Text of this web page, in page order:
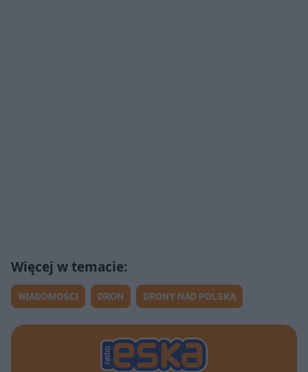
WIADOMOŚCI DRON DRONY NAD POLSKĄ